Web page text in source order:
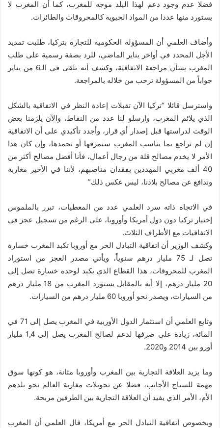
فضلا عدم وجود دعم لهذا البلد موجه للمغرب، كما أن المغرب لا
يستورد منها عددا من المواد الحيوية كالمحروقات والطائرات.
وأضاف العلمي أن المسؤولة الحكومية للتجارة بتركيا، طلبت تمديد
الأجل المحدد في أواخر يناير الماضي، للرد بصفة رسمية على طلب
المغرب بشأن مراجعة الاتفاقية، وكشف أنه تلقى في الـ6 من يناير
جواباً من المسؤولة ترحب من خلاله بالمراجعة.
واسترسل قائلا “تركيا الآن تقبلات إعادة النظر في الاتفاقية بالشكل
الذي يلائم المغرب، وارسلو لنا عدد من النقاط، والآن يلزمنا بعض
الوقت لدراستها قبل إصدار أي قرار، وأجدد تأكيدي على أن الاتفاقية
إن لم تراجع بما يناسب المغرب سنمزقها أو نجمدها، وإن كان هذا
الأمر لا يخدم مصالح قلة من رجال أعمال، فأنا أفضل مصالح أكثر من
40 ألف مغربي المهددين بفقدان مناصبهم، لأننا في الأخير مغاربة
وندافع عن مصالح بلادنا، ليس عكس ذلك”
في الاتجاه ذاته سرد العلمي عدد من المعطيات، تبرر بالملموس
إختيار تركيا دون دول أمريكا وأوروبا، على الرغم من تسجيل عجز في
الاتفاقيات مع الأطراف الثلاث.
وكشف الوزير أن اتفاقية التبادل الحر مع أوروبا تكبد المغرب خسارة
تصل لـ 75 مليار درهم سنوياً، ويأتي مصدر العجز من استوراد
المغرب للمحروقات، هذا القطاع الذي يكبد لوحده خسارة تصل إلى
20 مليار درهم، إلا أنه بالمقابل يستورد المغرب من 18 مليار درهم
من السيارات، ويصدر نحو أوروبا 60 مليار درهم من السيارات.
وتابع العلمي أن استثمار الدول الأوربية في المغرب يصل إلى 71 في
المائة، زيادة على صرفها لدعم لصالح المغرب يصل إلى 1,4 مليار
أورو بين 2014 و2020.
وما يزيد العلاقة التجارية بين المغرب وأوروبا مثانة، هو كونها سوق
مهمة للسياح الأجانب، فضلا عن تحويلات مغاربة العالم نحو بلدهم
الأم، الأمر الذي يفيد أن العلاقة التجارية بين الطرفين مربحة.
وبخصوص اتفاقية التبادل الحر مع أمريكا، قال العلمي أن المغرب